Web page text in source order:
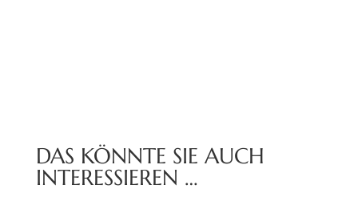
DAS KÖNNTE SIE AUCH
INTERESSIEREN …